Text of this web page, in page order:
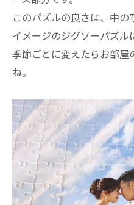
このパズルの良さは、中
イメージのジグソーパズル
季節ごとに変えたらお部
ね。